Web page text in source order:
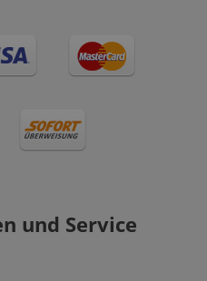
und Service